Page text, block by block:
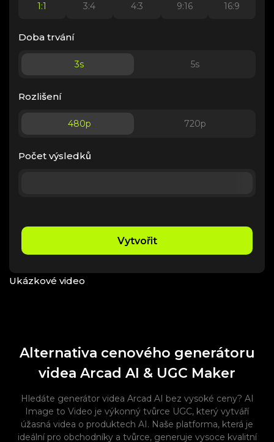
1:1 3:4 4:3 9:16 16:9
Doba trvání
3s 5s
Rozlišení
480p 720p
Počet výsledků
Vytvořit
Ukázkové video
Alternativa cenového generátoru
videa Arcad AI & UGC Maker
Hledáte generátor videa Arcad AI bez vysoké ceny? AI
Image to Video je výkonný tvůrce UGC, který vytváří
úžasná videa o produktech AI. Naše platforma, která je
ideální pro obchodníky a tvůrce, generuje vysoce kvalitní